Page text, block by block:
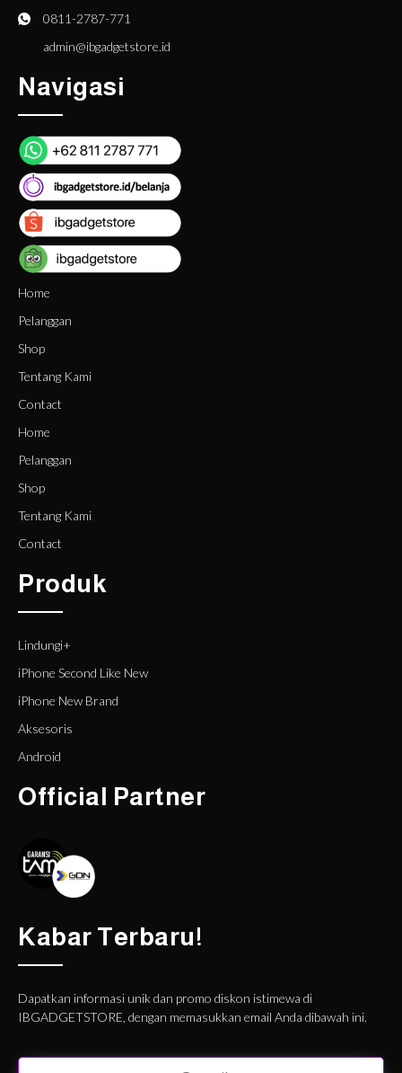
0811-2787-771
admin@ibgadgetstore.id
Navigasi
Home
Pelanggan
Shop
Tentang Kami
Contact
Home
Pelanggan
Shop
Tentang Kami
Contact
Produk
Lindungi+
iPhone Second Like New
iPhone New Brand
Aksesoris
Android
Official Partner
Kabar Terbaru!
Dapatkan informasi unik dan promo diskon istimewa di
IBGADGETSTORE, dengan memasukkan email Anda dibawah ini.